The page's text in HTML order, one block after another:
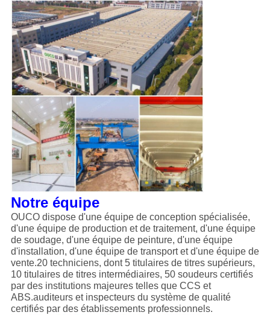
Notre équipe
OUCO dispose d'une équipe de conception spécialisée,
d'une équipe de production et de traitement, d'une équipe
de soudage, d'une équipe de peinture, d'une équipe
d'installation, d'une équipe de transport et d'une équipe de
vente.20 techniciens, dont 5 titulaires de titres supérieurs,
10 titulaires de titres intermédiaires, 50 soudeurs certifiés
par des institutions majeures telles que CCS et
ABS.auditeurs et inspecteurs du système de qualité
certifiés par des établissements professionnels.